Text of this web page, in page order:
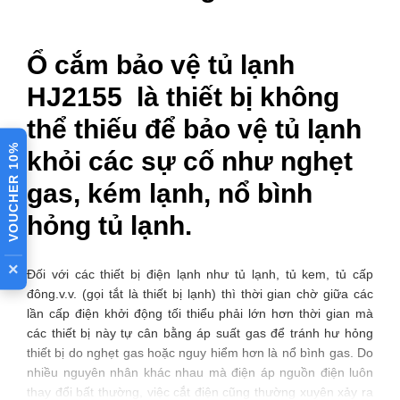
Ổ cắm bảo vệ tủ lạnh
HJ2155 là thiết bị không
thể thiếu để bảo vệ tủ lạnh
khỏi các sự cố như nghẹt
gas, kém lạnh, nổ bình
hỏng tủ lạnh.
Đối với các thiết bị điện lạnh như tủ lạnh, tủ kem, tủ cấp
đông.v.v. (gọi tắt là thiết bị lạnh) thì thời gian chờ giữa các
lần cấp điện khởi động tối thiểu phải lớn hơn thời gian mà
các thiết bị này tự cân bằng áp suất gas để tránh hư hỏng
thiết bị do nghẹt gas hoặc nguy hiểm hơn là nổ bình gas. Do
nhiều nguyên nhân khác nhau mà điện áp nguồn điện luôn
thay đổi bất thường, việc cắt điện cũng thường xuyên xảy ra
VOUCHER 10%
×